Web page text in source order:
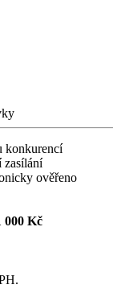
konkurencí
zasílání
ověřeno
000 Kč